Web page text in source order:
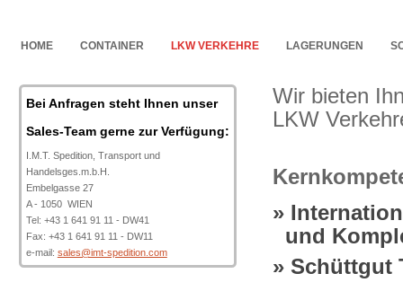
HOME CONTAINER LKW VERKEHRE LAGERUNGEN
Bei Anfragen steht Ihnen unser
Sales-Team gerne zur Verfügung:
I.M.T. Spedition, Transport und
Handelsges.m.b.H.
Embelgasse 27
A - 1050 WIEN
Tel: +43 1 641 91 11 - DW41
Fax: +43 1 641 91 11 - DW11
e-mail: sales@imt-spedition.com
Wir bieten
LKW
und
Schüttgut